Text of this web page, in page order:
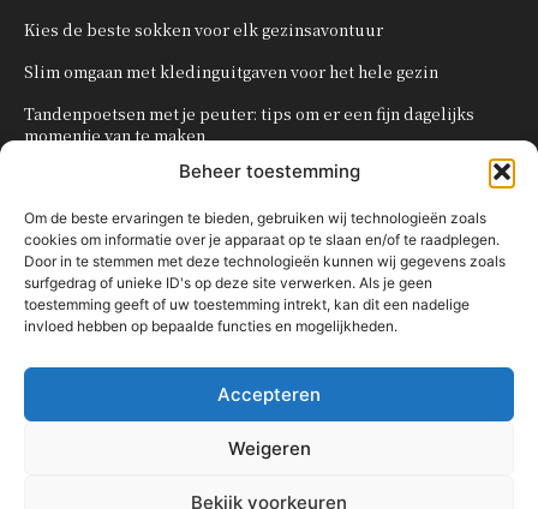
Beheer toestemming
Om de beste ervaringen te bieden, gebruiken wij technologieën zoals
cookies om informatie over je apparaat op te slaan en/of te raadplegen.
Door in te stemmen met deze technologieën kunnen wij gegevens zoals
surfgedrag of unieke ID's op deze site verwerken. Als je geen
toestemming geeft of uw toestemming intrekt, kan dit een nadelige
invloed hebben op bepaalde functies en mogelijkheden.
Accepteren
Weigeren
Bekijk voorkeuren
Kies de beste sokken voor elk gezinsavontuur
Slim omgaan met kledinguitgaven voor het hele gezin
Tandenpoetsen met je peuter: tips om er een fijn dagelijks
momentje van te maken
Zo organiseer je een onvergetelijk kinderfeestje
POPULAIRE CATEGORIEËN
OVERIG
KNUTSELEN MET KINDEREN
TRAKTATIES
80